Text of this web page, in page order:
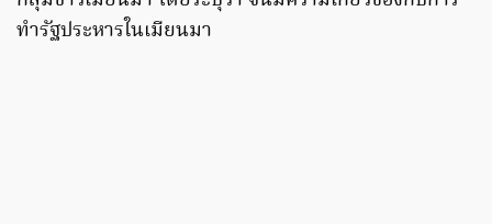
ทำรัฐประหารในเมียนมา